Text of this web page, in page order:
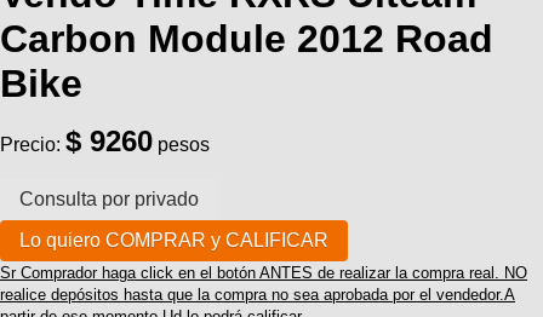
Galeria
Viajes
Descenso
Dirt
SUBÃ
aviso
Buscar
Ultimos
Fotos
BicicleterÃ­
as
Bicicletas
Bicicletas
Tandem
Videos
Cicloturismo
Carbon Module 2012 Road
Bike
Precio: $ 9260 pesos
Sr Comprador haga click en el botón ANTES de realizar la compra real. NO
realice depósitos hasta que la compra no sea aprobada por el vendedor.A